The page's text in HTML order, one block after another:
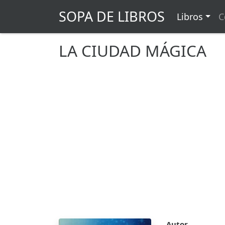
SOPA DE LIBROS Libros
LA CIUDAD MÁGICA